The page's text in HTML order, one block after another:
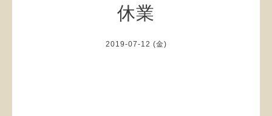
休業
2019-07-12 (金)